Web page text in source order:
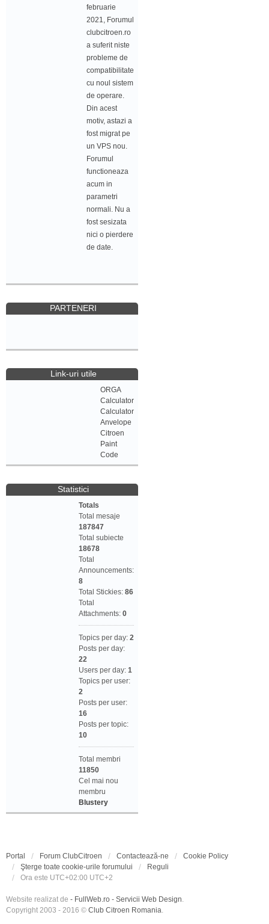
februarie
2021, Forumul
clubcitroen.ro
a suferit niste
probleme de
compatibilitate
cu noul sistem
de operare.
Din acest
motiv, astazi a
fost migrat pe
un VPS nou.
Forumul
functioneaza
acum in
parametri
normali. Nu a
fost sesizata
nici o pierdere
de date.
PARTENERI
Link-uri utile
ORGA
Calculator
Calculator
Anvelope
Citroen
Paint
Code
Statistici
Totals
Total mesaje
187847
Total subiecte
18678
Total
Announcements:
8
Total Stickies: 86
Total
Attachments: 0
Topics per day: 2
Posts per day:
22
Users per day: 1
Topics per user:
2
Posts per user:
16
Posts per topic:
10
Total membri
11850
Cel mai nou
membru
Blustery
Portal Forum ClubCitroen Contactează-ne
Cookie Policy
Şterge toate cookie-urile forumului
Reguli
Ora este UTC+02:00 UTC+2
Website realizat de - FullWeb.ro - Servicii Web Design.
Copyright 2003 - 2016 © Club Citroen Romania.